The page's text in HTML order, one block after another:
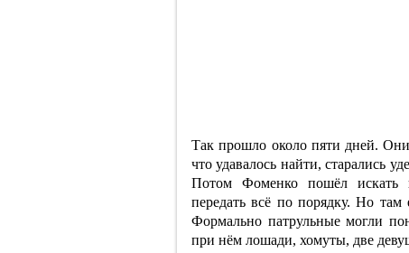
Так прошло около пяти дней.
что удавалось найти, старались
Потом Фоменко пошёл искать
передать всё по порядку. Но там
Формально патрульные могли
при нём лошади, хомуты, две